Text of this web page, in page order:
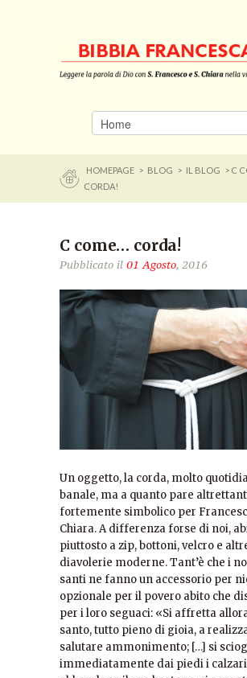
HOMEPAGE > BLOG > IL BLOG
> C
CORDA!
C come… corda!
Pubblicato il 01 Agosto, 2016
Un oggetto, la corda, molto
banale, ma a quanto pare
fortemente simbolico per
Chiara. A differenza forse di noi,
piuttosto a zip, bottoni, velcro e
diavolerie moderne. Tant’è che i
santi ne fanno un accessorio per
opzionale per il povero abito che
per i loro seguaci: «Si affretta
santo, tutto pieno di gioia, a
salutare ammonimento; […] si
immediatamente dai piedi i